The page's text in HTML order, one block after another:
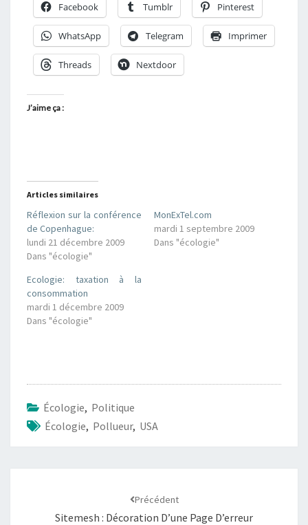
Facebook Tumblr Pinterest
WhatsApp Telegram Imprimer
Threads Nextdoor
J’aime ça :
Articles similaires
Réflexion sur la conférence
de Copenhague:
lundi 21 décembre 2009
Dans "écologie"
MonExTel.com
mardi 1 septembre 2009
Dans "écologie"
Ecologie: taxation à la
consommation
mardi 1 décembre 2009
Dans "écologie"
Écologie, Politique
Écologie, Pollueur, USA
Précédent
Sitemesh : Décoration D’une Page D’erreur